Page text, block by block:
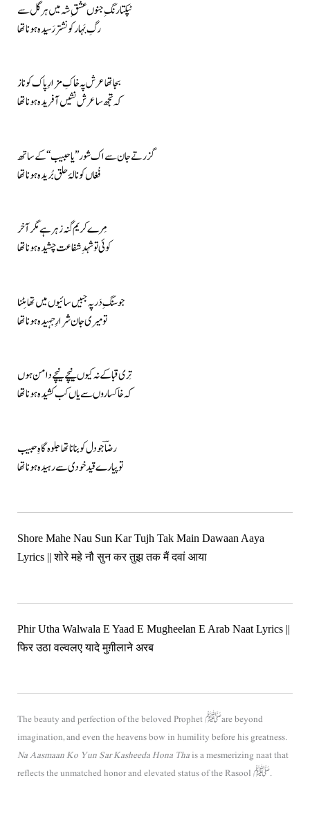
ٹپکتا رنگِ جنوں عشقِ شہ میں ہر گل سے
رگِ بَہار کو نشتر رَسیدہ ہونا تھا
بجا تھا عرش پہ خاکِ مزارِ پاک کو ناز
کہ تجھ سا عرش نشیں آفریدہ ہونا تھا
گزرتے جان سے اک شور ’’یاحبیب‘‘ کے ساتھ
فُغاں کو نالۂ حلق بُریدہ ہونا تھا
مِرے کریم گنہ زہر ہے مگر آخر
کوئی تو شہدِ شفاعت چشیدہ ہونا تھا
جو سنگِ دَر پہ جبیں سائیوں میں تھا مِٹنا
تو میری جان شرارِ جہیدہ ہونا تھا
تِری قبا کے نہ کیوں نیچے نیچے دامن ہوں
کہ خاکساروں سے یاں کب کشیدہ ہونا تھا
رضاؔ جو دل کو بنانا تھا جلوہ گاہِ حبیب
تو پیارے قید خودی سے رہیدہ ہونا تھا
Shore Mahe Nau Sun Kar Tujh Tak Main Dawaan Aaya
Lyrics || शोरे महे नौ सुन कर तुझ तक मैं दवां आया
Phir Utha Walwala E Yaad E Mugheelan E Arab Naat Lyrics ||
फिर उठा वल्वलए यादे मुग़ीलाने अरब
The beauty and perfection of the beloved Prophet ﷺ are beyond
imagination, and even the heavens bow in humility before his greatness.
Na Aasmaan Ko Yun Sar Kasheeda Hona Thais a mesmerizing naat that
reflects the unmatched honor and elevated status of the Rasool ﷺ.